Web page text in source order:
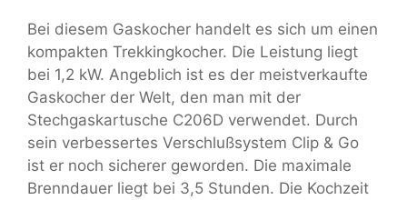
Bei diesem Gaskocher handelt es sich um einen
kompakten Trekkingkocher. Die Leistung liegt
bei 1,2 kW. Angeblich ist es der meistverkaufte
Gaskocher der Welt, den man mit der
Stechgaskartusche C206D verwendet. Durch
sein verbessertes Verschlußsystem Clip & Go
ist er noch sicherer geworden. Die maximale
Brenndauer liegt bei 3,5 Stunden. Die Kochzeit